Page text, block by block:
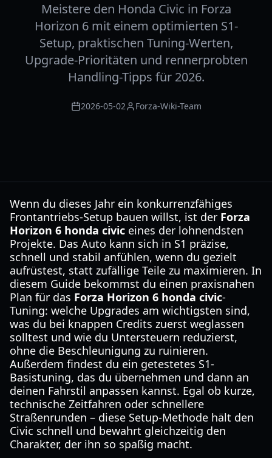
Meistere den Honda Civic in Forza
Horizon 6 mit einem optimierten S1-
Setup, praktischen Tuning-Werten,
Upgrade-Prioritäten und rennerprobten
Handling-Tipps für 2026.
2026-05-02 Forza-Wiki-Team
Wenn du dieses Jahr ein konkurrenzfähiges
Frontantriebs-Setup bauen willst, ist der Forza
Horizon 6 honda civic eines der lohnendsten
Projekte. Das Auto kann sich in S1 präzise,
schnell und stabil anfühlen, wenn du gezielt
aufrüstest, statt zufällige Teile zu maximieren. In
diesem Guide bekommst du einen praxisnahen
Plan für das Forza Horizon 6 honda civic-
Tuning: welche Upgrades am wichtigsten sind,
was du bei knappen Credits zuerst weglassen
solltest und wie du Untersteuern reduzierst,
ohne die Beschleunigung zu ruinieren.
Außerdem findest du ein getestetes S1-
Basistuning, das du übernehmen und dann an
deinen Fahrstil anpassen kannst. Egal ob kurze,
technische Zeitfahren oder schnellere
Straßenrunden – diese Setup-Methode hält den
Civic schnell und bewahrt gleichzeitig den
Charakter, der ihn so spaßig macht.